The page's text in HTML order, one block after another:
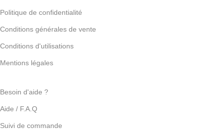
Politique de confidentialité
Conditions générales de vente
Conditions d'utilisations
Mentions légales
Besoin d'aide ?
Aide / F.A.Q
Suivi de commande